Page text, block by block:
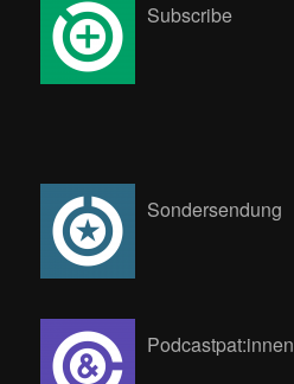
Subscribe
Sondersendung
Podcastpat:innen